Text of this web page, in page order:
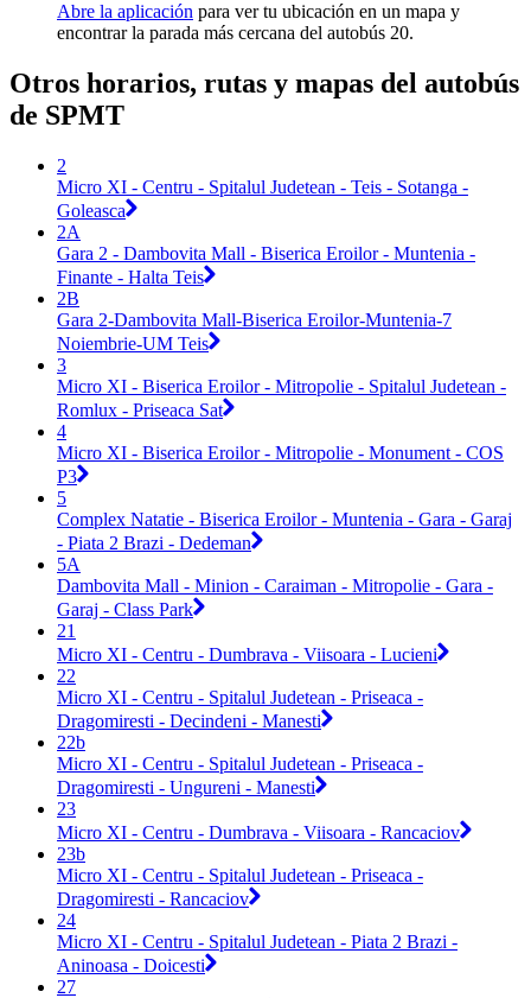
Abre la aplicación para ver tu ubicación en un mapa y
encontrar la parada más cercana del autobús 20.
Otros horarios, rutas y mapas del autobús
de SPMT
2
Micro XI - Centru - Spitalul Judetean - Teis - Sotanga -
Goleasca
2A
Gara 2 - Dambovita Mall - Biserica Eroilor - Muntenia -
Finante - Halta Teis
2B
Gara 2-Dambovita Mall-Biserica Eroilor-Muntenia-7
Noiembrie-UM Teis
3
Micro XI - Biserica Eroilor - Mitropolie - Spitalul Judetean -
Romlux - Priseaca Sat
4
Micro XI - Biserica Eroilor - Mitropolie - Monument - COS
P3
5
Complex Natatie - Biserica Eroilor - Muntenia - Gara - Garaj
- Piata 2 Brazi - Dedeman
5A
Dambovita Mall - Minion - Caraiman - Mitropolie - Gara -
Garaj - Class Park
21
Micro XI - Centru - Dumbrava - Viisoara - Lucieni
22
Micro XI - Centru - Spitalul Judetean - Priseaca -
Dragomiresti - Decindeni - Manesti
22b
Micro XI - Centru - Spitalul Judetean - Priseaca -
Dragomiresti - Ungureni - Manesti
23
Micro XI - Centru - Dumbrava - Viisoara - Rancaciov
23b
Micro XI - Centru - Spitalul Judetean - Priseaca -
Dragomiresti - Rancaciov
24
Micro XI - Centru - Spitalul Judetean - Piata 2 Brazi -
Aninoasa - Doicesti
27